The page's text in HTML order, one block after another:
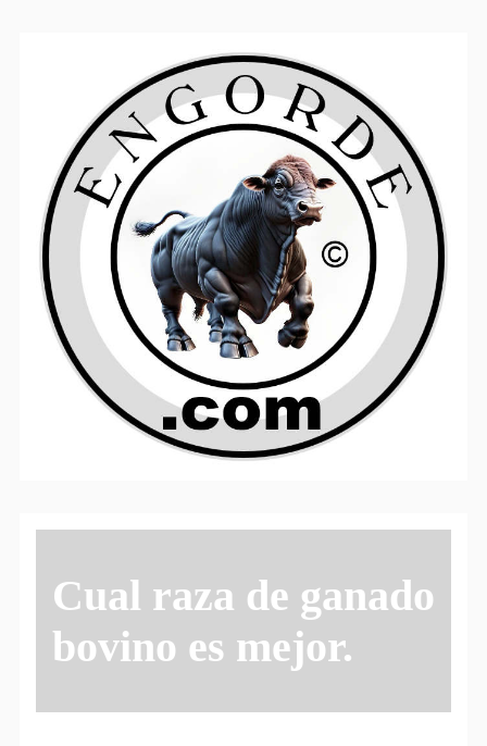
Cual raza de ganado
bovino es mejor.